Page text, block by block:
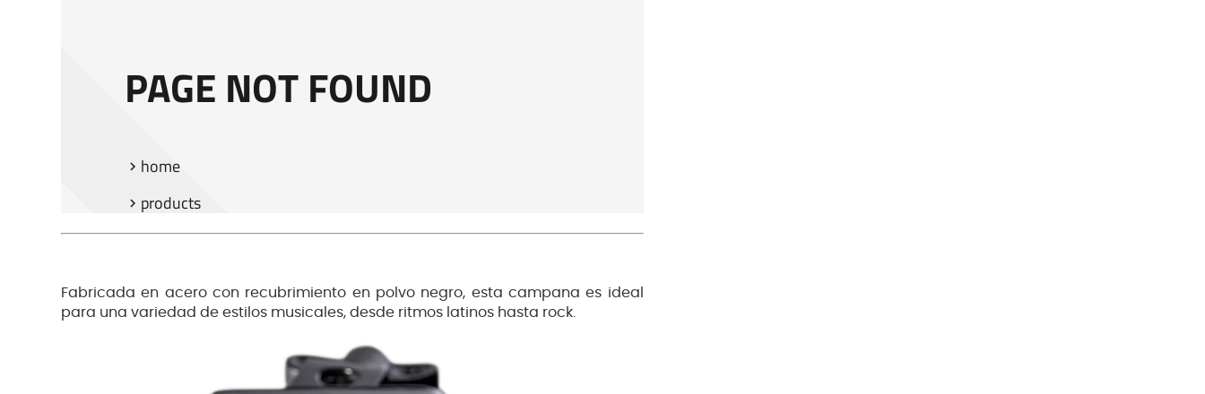
Fabricada en acero con recubrimiento en polvo negro, esta campana es ideal
para una variedad de estilos musicales, desde ritmos latinos hasta rock.